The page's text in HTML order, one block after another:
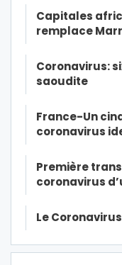
Capitales
remplace
Coronavirus:
saoudite
France-Un
coronavirus
Première
coronavirus
Le